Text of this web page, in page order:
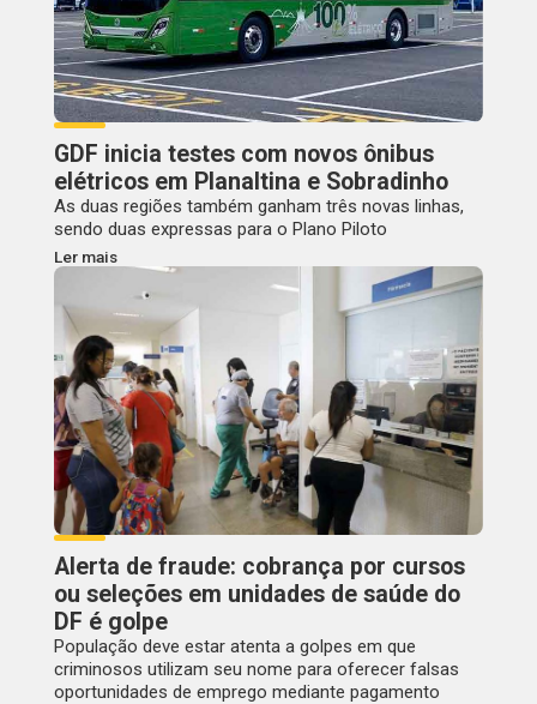
GDF inicia testes com novos ônibus
elétricos em Planaltina e Sobradinho
As duas regiões também ganham três novas linhas,
sendo duas expressas para o Plano Piloto
Ler mais
Alerta de fraude: cobrança por cursos
ou seleções em unidades de saúde do
DF é golpe
População deve estar atenta a golpes em que
criminosos utilizam seu nome para oferecer falsas
oportunidades de emprego mediante pagamento